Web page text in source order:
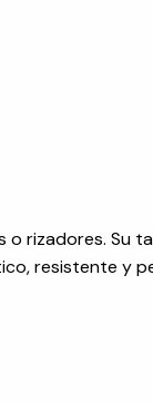
o rizadores. Su
resistente y